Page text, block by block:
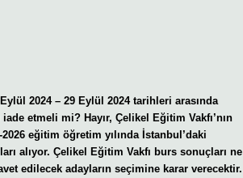
2024 – 29 Eylül 2024 tarihleri ​​arasında
etmeli mi? Hayır, Çelikel Eğitim Vakfı’nın
eğitim öğretim yılında İstanbul’daki
alıyor. Çelikel Eğitim Vakfı burs sonuçları ne
edilecek adayların seçimine karar verecektir.